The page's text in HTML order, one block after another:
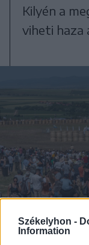
Székelyhon -
Information
Kilyén a
viheti haza